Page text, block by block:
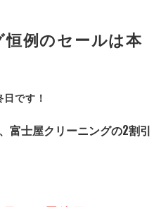
です！
例のセールは本
富士屋クリーニングの2割引